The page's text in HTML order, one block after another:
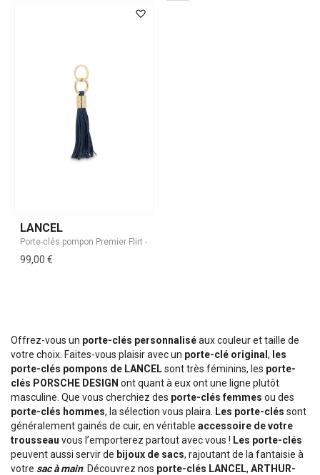
LANCEL
99,00 €
Offrez-vous un porte-clés personnaliséaux couleur et taille de
votre choix. Faites-vous plaisir avec un porte-clé original , les
porte-clés pompons de LANCELsont très féminins, les porte-
clés PORSCHE DESIGN ont quant à eux ont une ligne plutôt
masculine. Que vous cherchiez des porte-clés femmes ou des
porte-clés hommes, la sélection vous plaira. Les porte-clés sont
généralement gainés de cuir, en véritable accessoire de votre
trousseau vous l’emporterez partout avec vous ! Les porte-clés
peuvent aussi servir de bijoux de sacs, rajoutant de la fantaisie à
votre sac à main. Découvrez nos porte-clés LANCEL, ARTHUR-